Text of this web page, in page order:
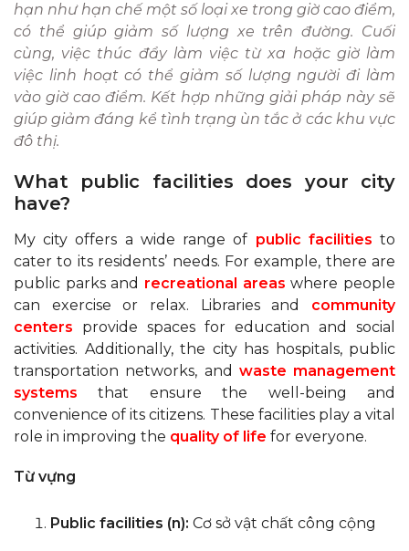
hạn như hạn chế một số loại xe trong giờ cao điểm,
có thể giúp giảm số lượng xe trên đường. Cuối
cùng, việc thúc đẩy làm việc từ xa hoặc giờ làm
việc linh hoạt có thể giảm số lượng người đi làm
vào giờ cao điểm. Kết hợp những giải pháp này sẽ
giúp giảm đáng kể tình trạng ùn tắc ở các khu vực
đô thị.
What public facilities does your city
have?
My city offers a wide range of public facilities to
cater to its residents’ needs. For example, there are
public parks and recreational areas where people
can exercise or relax. Libraries and community
centers provide spaces for education and social
activities. Additionally, the city has hospitals, public
transportation networks, and waste management
systems that ensure the well-being and
convenience of its citizens. These facilities play a vital
role in improving the quality of life for everyone.
Từ vựng
Public facilities (n): Cơ sở vật chất công cộng